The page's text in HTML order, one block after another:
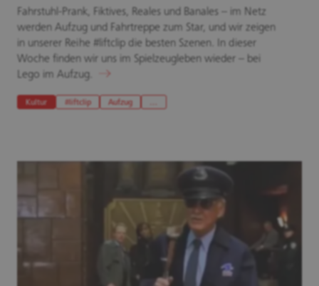
Fahrstuhl-Prank, Fiktives, Reales und Banales – im Netz
werden Aufzug und Fahrtreppe zum Star, und wir zeigen
in unserer Reihe #liftclip die besten Szenen. In dieser
Woche finden wir uns im Spielzeugleben wieder – bei
Lego im Aufzug.
Kultur #liftclip Aufzug